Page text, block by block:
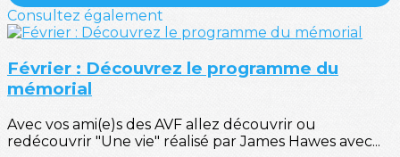
Consultez également
Février : Découvrez le programme du
mémorial
Avec vos ami(e)s des AVF allez découvrir ou
redécouvrir "Une vie" réalisé par James Hawes avec...